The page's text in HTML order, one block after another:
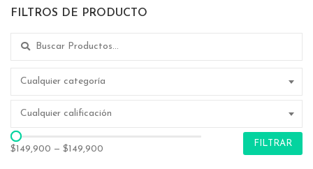
FILTROS DE PRODUCTO
Search for:
Cualquier categoría
Cualquier calificación
$149,900 — $149,900
FILTRAR